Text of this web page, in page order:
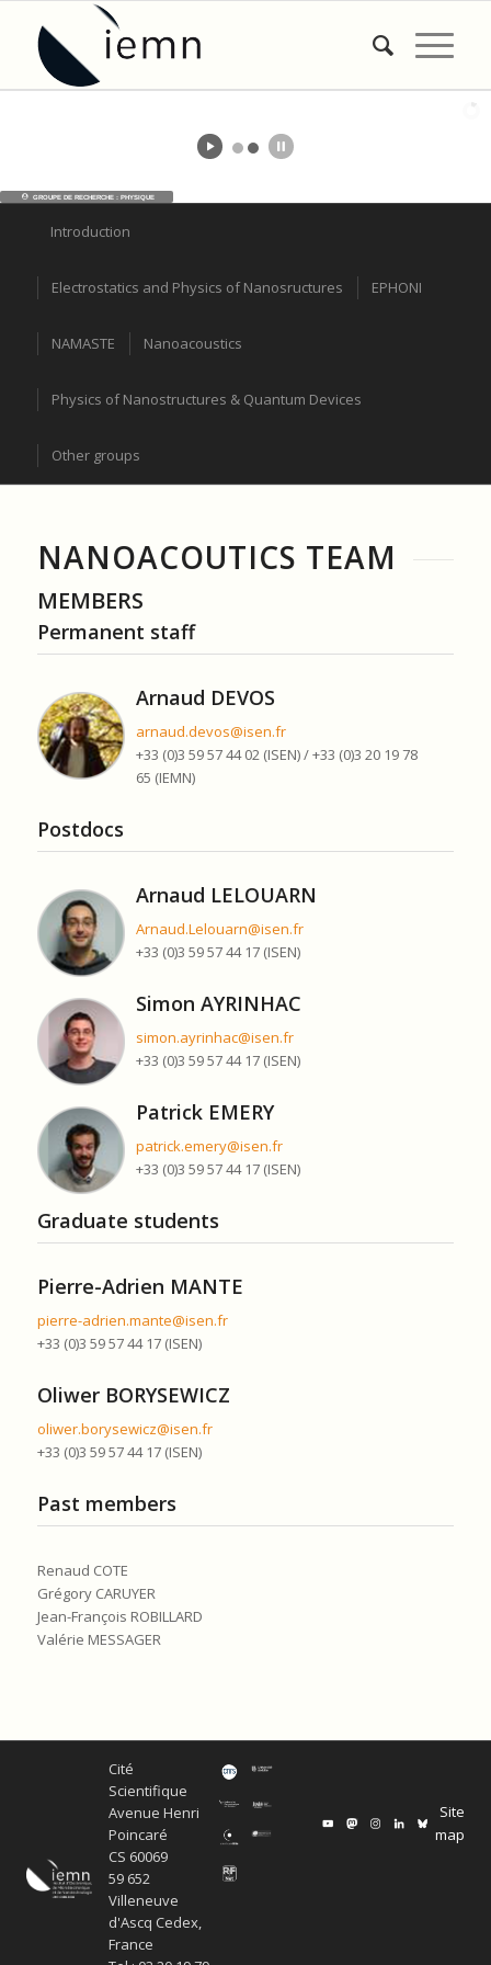
GROUPE DE RECHERCHE : PHYSIQUE
Introduction
Electrostatics and Physics of Nanosructures EPHONI
NAMASTE Nanoacoustics
Physics of Nanostructures & Quantum Devices
Other groups
NANOACOUTICS TEAM
MEMBERS
Permanent staff
Arnaud DEVOS
arnaud.devos@isen.fr
+33 (0)3 59 57 44 02 (ISEN) / +33 (0)3 20 19 78
65 (IEMN)
Postdocs
Arnaud LELOUARN
Arnaud.Lelouarn@isen.fr
+33 (0)3 59 57 44 17 (ISEN)
Simon AYRINHAC
simon.ayrinhac@isen.fr
+33 (0)3 59 57 44 17 (ISEN)
Patrick EMERY
patrick.emery@isen.fr
+33 (0)3 59 57 44 17 (ISEN)
Graduate students
Pierre-Adrien MANTE
pierre-adrien.mante@isen.fr
+33 (0)3 59 57 44 17 (ISEN)
Oliwer BORYSEWICZ
oliwer.borysewicz@isen.fr
+33 (0)3 59 57 44 17 (ISEN)
Past members
Renaud COTE
Grégory CARUYER
Jean-François ROBILLARD
Valérie MESSAGER
Cité
Scientifique
Avenue Henri
Poincaré
CS 60069
59 652
Villeneuve
d'Ascq Cedex,
France
Site
map